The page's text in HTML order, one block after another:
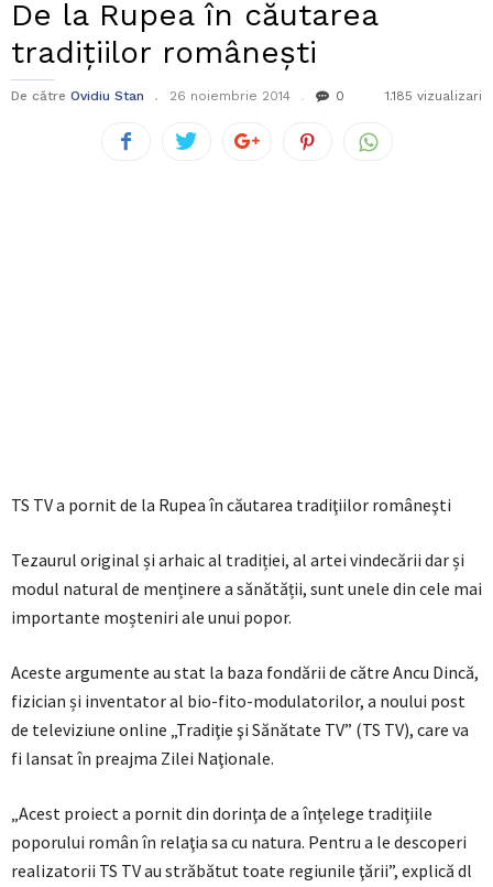
De la Rupea în căutarea
tradiţiilor româneşti
De către Ovidiu Stan 26 noiembrie 2014 0 1.185 vizualizari
TS TV a pornit de la Rupea în căutarea tradiţiilor româneşti
Tezaurul original și arhaic al tradiției, al artei vindecării dar și
modul natural de menținere a sănătății, sunt unele din cele mai
importante moșteniri ale unui popor.
Aceste argumente au stat la baza fondării de către Ancu Dincă,
fizician și inventator al bio-fito-modulatorilor, a noului post
de televiziune online „Tradiţie şi Sănătate TV” (TS TV), care va
fi lansat în preajma Zilei Naţionale.
„Acest proiect a pornit din dorinţa de a înţelege tradiţiile
poporului român în relaţia sa cu natura. Pentru a le descoperi
realizatorii TS TV au străbătut toate regiunile ţării”, explică dl